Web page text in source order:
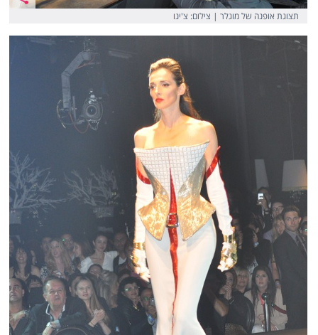
תצוגת אופנה של מוגלר | צילום: צ'ינו